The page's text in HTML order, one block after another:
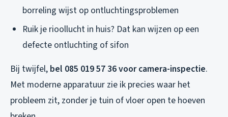
borreling wijst op ontluchtingsproblemen
Ruik je rioollucht in huis? Dat kan wijzen op een
defecte ontluchting of sifon
Bij twijfel, bel 085 019 57 36 voor camera-inspectie.
Met moderne apparatuur zie ik precies waar het
probleem zit, zonder je tuin of vloer open te hoeven